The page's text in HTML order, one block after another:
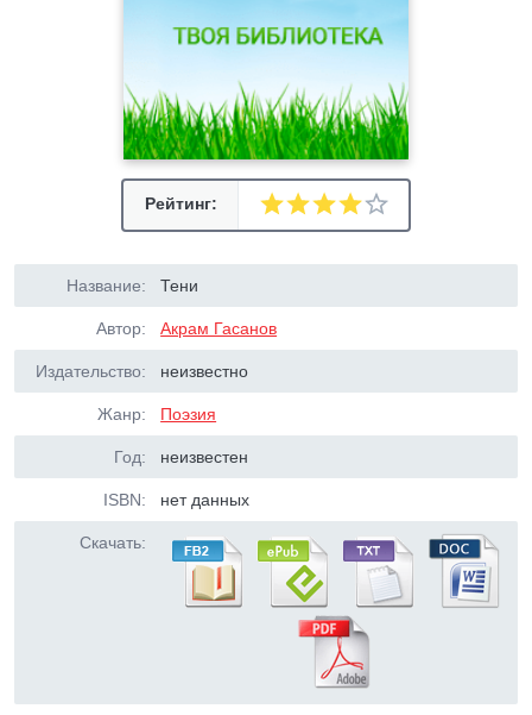
Рейтинг:
Название: Тени
Автор: Акрам Гасанов
Издательство: неизвестно
Жанр: Поэзия
Год: неизвестен
ISBN: нет данных
Скачать: